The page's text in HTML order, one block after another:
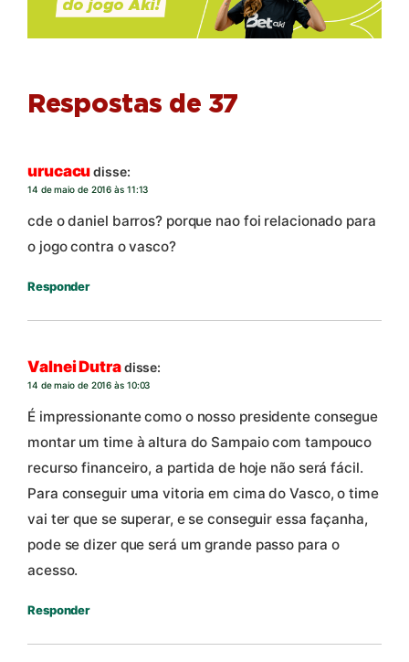
Respostas de 37
urucacudisse:
14 de maio de 2016 às 11:13
cde o daniel barros? porque nao foi relacionado para
o jogo contra o vasco?
Responder
Valnei Dutradisse:
14 de maio de 2016 às 10:03
É impressionante como o nosso presidente consegue
montar um time à altura do Sampaio com tampouco
recurso financeiro, a partida de hoje não será fácil.
Para conseguir uma vitoria em cima do Vasco, o time
vai ter que se superar, e se conseguir essa façanha,
pode se dizer que será um grande passo para o
acesso.
Responder